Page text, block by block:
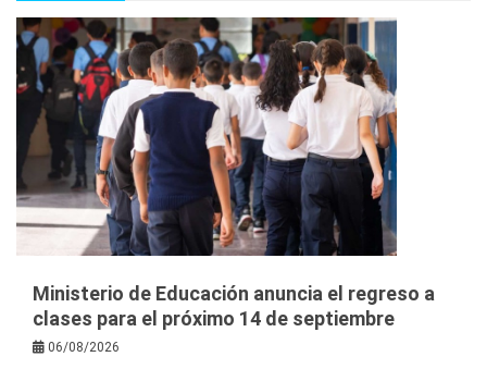
Ministerio de Educación anuncia el regreso a
clases para el próximo 14 de septiembre
06/08/2026